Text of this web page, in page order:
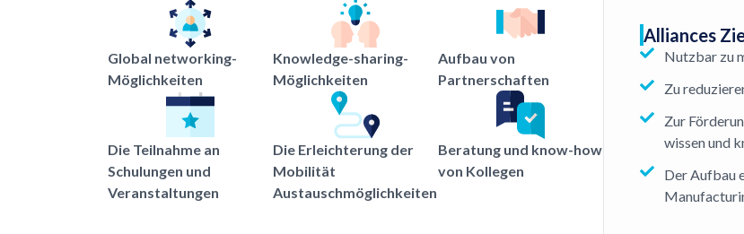
Global networking-
Möglichkeiten
Knowledge-sharing-
Möglichkeiten
Aufbau von
Partnerschaften
Die Teilnahme an
Schulungen und
Veranstaltungen
Die Erleichterung der
Mobilität
Austauschmöglichkeiten
Beratung und know-how
von Kollegen
Alliances
Nutzbar zu
Zu
Zur
wissen und
Der Aufbau